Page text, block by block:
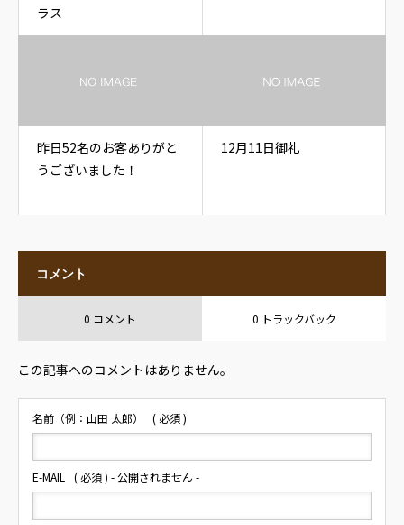
ラス
昨日52名のお客ありがと
うございました！
12月11日御礼
コメント
0 コメント 0 トラックバック
この記事へのコメントはありません。
名前（例：山田 太郎） ( 必須 )
E-MAIL ( 必須 ) - 公開されません -